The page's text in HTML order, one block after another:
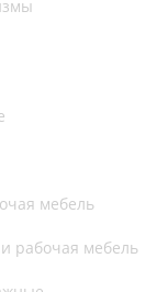
мебель
рабочая мебель